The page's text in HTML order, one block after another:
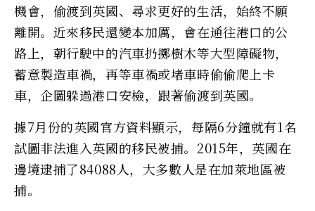
機會，偷渡到英國、尋求更好的生活，始終不願
離開。近來移民還變本加厲，會在通往港口的公
路上，朝行駛中的汽車扔擲樹木等大型障礙物，
蓄意製造車禍，再等車禍或堵車時偷偷爬上卡
車，企圖躲過港口安檢，跟著偷渡到英國。
據7月份的英國官方資料顯示，每隔6分鐘就有1名
試圖非法進入英國的移民被捕。2015年，英國在
邊境逮捕了84088人，大多數人是在加萊地區被
捕。